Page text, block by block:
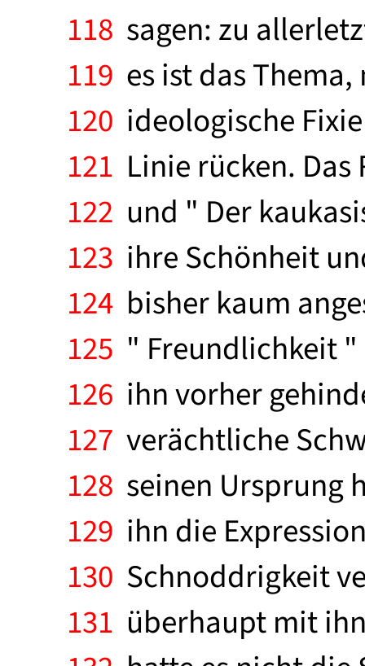
118 sagen: zu
119 es ist das
120 ideologische
121 Linie rücken. Das
122 und " Der
123 ihre Schönheit
124 bisher kaum
125 " Freundlichkeit "
126 ihn vorher
127 verächtliche
128 seinen Ursprung
129 ihn die
130 Schnoddrigkeit
131 überhaupt mit